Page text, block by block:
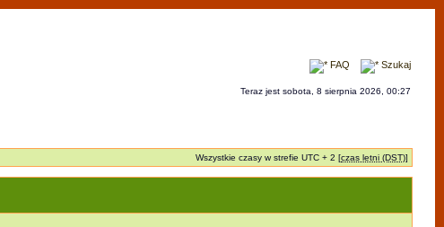
FAQ Szukaj
Teraz jest sobota, 8 sierpnia 2026, 00:27
Wszystkie czasy w strefie UTC + 2 [czas letni (DST)]